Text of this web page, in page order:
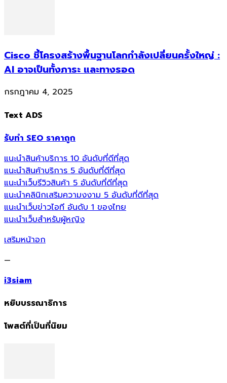
Cisco ชี้โครงสร้างพื้นฐานโลกกำลังเปลี่ยนครั้งใหญ่ :
AI อาจเป็นทั้งภาระ และทางรอด
กรกฎาคม 4, 2025
Text ADS
รับทำ SEO ราคาถูก
แนะนำสินค้าบริการ 10 อันดับที่ดีที่สุด
แนะนำสินค้าบริการ 5 อันดับที่ดีที่สุด
แนะนำเว็บรีวิวสินค้า 5 อันดับที่ดีที่สุด
แนะนำคลินิกเสริมความงงาม 5 อันดับที่ดีที่สุด
แนะนำเว็บข่าวไอที อันดับ 1 ของไทย
แนะนำเว็บสำหรับผู้หญิง
เสริมหน้าอก
—
i3siam
หยิบบรรณาธิการ
โพสต์ที่เป็นที่นิยม